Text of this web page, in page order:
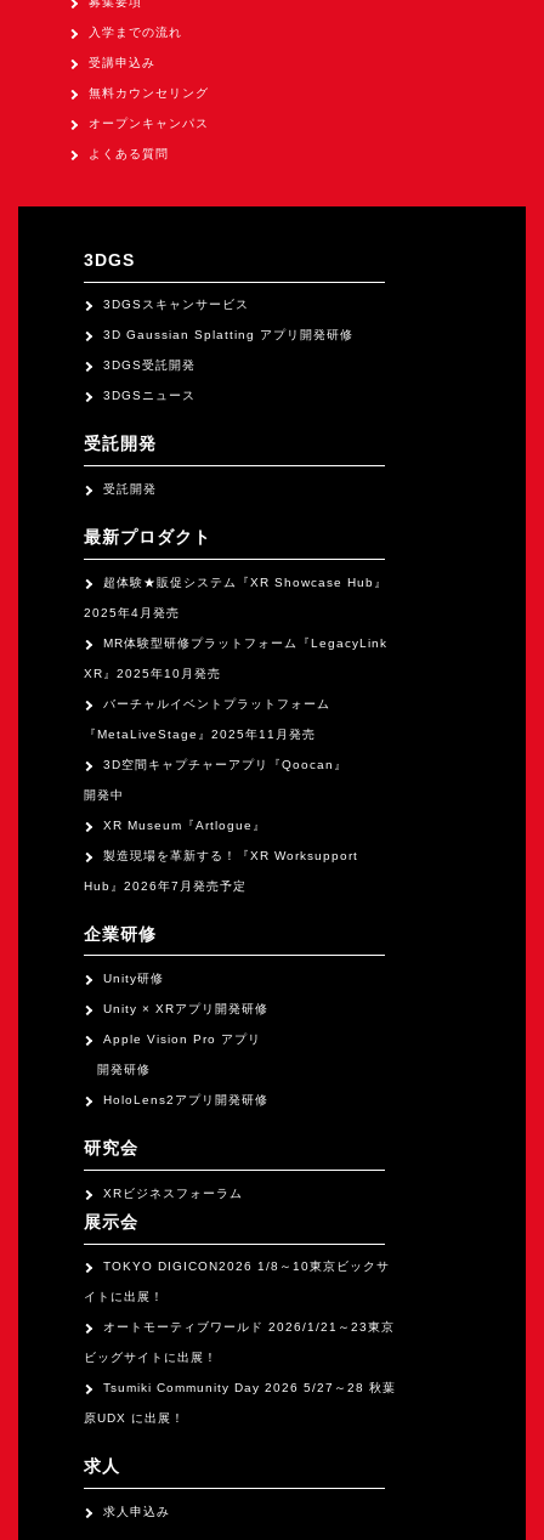
オートモーティブワールド2026
（1/21～23東京ビッグサイト）に出展。
（5/27～28 秋葉原UDX）に出展。
《求人》
オープンキャンパス
入学までの流れ
受講申込み
無料カウンセリング
オープンキャンパス
よくある質問
3DGS
3DGSスキャンサービス
3D Gaussian Splatting アプリ開発研修
3DGS受託開発
3DGSニュース
受託開発
受託開発
最新プロダクト
超体験★販促システム『XR Showcase Hub』
2025年4月発売
MR体験型研修プラットフォーム『LegacyLink
XR』2025年10月発売
バーチャルイベントプラットフォーム
『MetaLiveStage』2025年11月発売
3D空間キャプチャーアプリ『Qoocan』
開発中
XR Museum『Artlogue』
製造現場を革新する！『XR Worksupport
Hub』2026年7月発売予定
企業研修
Unity研修
Unity × XRアプリ開発研修
Apple Vision Pro アプリ
開発研修
HoloLens2アプリ開発研修
研究会
XRビジネスフォーラム
展示会
TOKYO DIGICON2026 1/8～10東京ビックサ
イトに出展！
オートモーティブワールド 2026/1/21～23東京
ビッグサイトに出展！
Tsumiki Community Day 2026 5/27～28 秋葉
原UDX に出展！
求人
求人申込み